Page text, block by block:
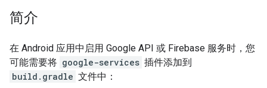
简介
在 Android 应用中启用 Google API 或 Firebase 服务时，您
可能需要将 google-services 插件添加到
build.gradle 文件中：